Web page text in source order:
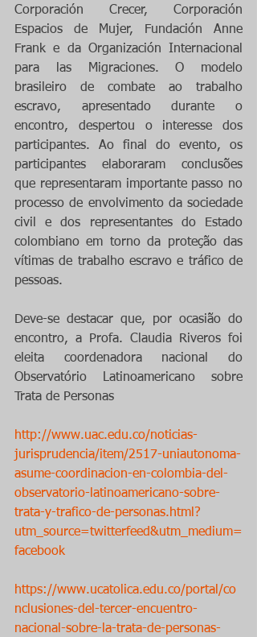
Corporación Crecer, Corporación
Espacios de Mujer, Fundación Anne
Frank e da Organización Internacional
para las Migraciones. O modelo
brasileiro de combate ao trabalho
escravo, apresentado durante o
encontro, despertou o interesse dos
participantes. Ao final do evento, os
participantes elaboraram conclusões
que representaram importante passo no
processo de envolvimento da sociedade
civil e dos representantes do Estado
colombiano em torno da proteção das
vítimas de trabalho escravo e tráfico de
pessoas.
Deve-se destacar que, por ocasião do
encontro, a Profa. Claudia Riveros foi
eleita coordenadora nacional do
Observatório Latinoamericano sobre
Trata de Personas
http://www.uac.edu.co/noticias-
jurisprudencia/item/2517-uniautonoma-
asume-coordinacion-en-colombia-del-
observatorio-latinoamericano-sobre-
trata-y-trafico-de-personas.html?
utm_source=twitterfeed&utm_medium=
facebook
https://www.ucatolica.edu.co/portal/co
nclusiones-del-tercer-encuentro-
nacional-sobre-la-trata-de-personas-